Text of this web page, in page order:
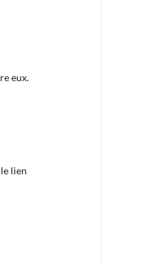
eux.
lien